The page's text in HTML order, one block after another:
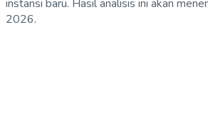
instansi baru. Hasil analisis ini akan
2026.